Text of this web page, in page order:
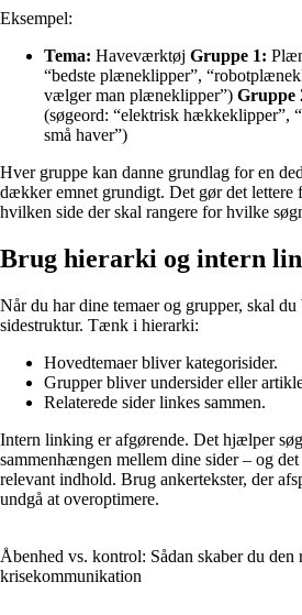
Eksempel:
Tema: Haveværktøj Gruppe 1:
“bedste plæneklipper”,
vælger man plæneklipper”) Gruppe
(søgeord: “elektrisk hækkeklipper”,
små haver”)
Hver gruppe kan danne grundlag for en
dækker emnet grundigt. Det gør det lettere
hvilken side der skal rangere for hvilke
Brug hierarki og intern
Når du har dine temaer og grupper, skal
sidestruktur. Tænk i hierarki:
Hovedtemaer bliver kategorisider.
Grupper bliver undersider eller
Relaterede sider linkes sammen.
Intern linking er afgørende. Det hjælper
sammenhængen mellem dine sider – og
relevant indhold. Brug ankertekster, der
undgå at overoptimere.
Åbenhed vs. kontrol: Sådan skaber du den
krisekommunikation